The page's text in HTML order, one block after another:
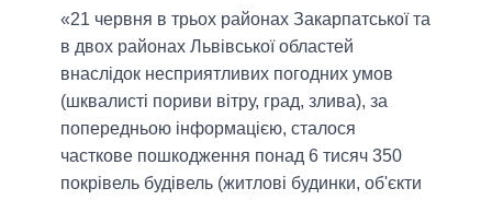
«21 червня в трьох районах Закарпатської та
в двох районах Львівської областей
внаслідок несприятливих погодних умов
(шквалисті пориви вітру, град, злива), за
попередньою інформацією, сталося
часткове пошкодження понад 6 тисяч 350
покрівель будівель (житлові будинки, об'єкти